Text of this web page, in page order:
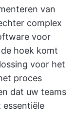
van
complex
voor
hoek komt
voor het
proces
dat uw teams